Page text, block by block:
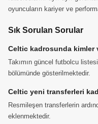
oyuncuların kariyer ve
Sık Sorulan Sorular
Celtic kadrosunda kimler
Takımın güncel futbolcu
bölümünde gösterilmektedir.
Celtic yeni transferleri
Resmileşen transferlerin
eklenmektedir.